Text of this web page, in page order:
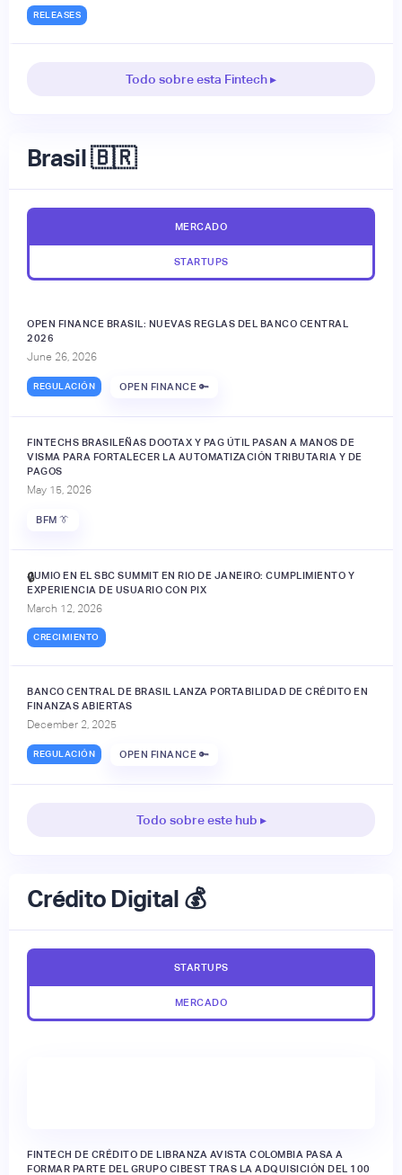
RELEASES
Todo sobre esta Fintech ▸
Brasil 🇧🇷
MERCADO
STARTUPS
OPEN FINANCE BRASIL: NUEVAS REGLAS DEL BANCO CENTRAL
2026
June 26, 2026
REGULACIÓN OPEN FINANCE 🔑
FINTECHS BRASILEÑAS DOOTAX Y PAG ÚTIL PASAN A MANOS DE
VISMA PARA FORTALECER LA AUTOMATIZACIÓN TRIBUTARIA Y DE
PAGOS
May 15, 2026
BFM 👔
JUMIO EN EL SBC SUMMIT EN RIO DE JANEIRO: CUMPLIMIENTO Y
EXPERIENCIA DE USUARIO CON PIX
March 12, 2026
CRECIMIENTO
🔒
BANCO CENTRAL DE BRASIL LANZA PORTABILIDAD DE CRÉDITO EN
FINANZAS ABIERTAS
December 2, 2025
REGULACIÓN OPEN FINANCE 🔑
Todo sobre este hub ▸
Crédito Digital 💰
STARTUPS
MERCADO
FINTECH DE CRÉDITO DE LIBRANZA AVISTA COLOMBIA PASA A
FORMAR PARTE DEL GRUPO CIBEST TRAS LA ADQUISICIÓN DEL 100